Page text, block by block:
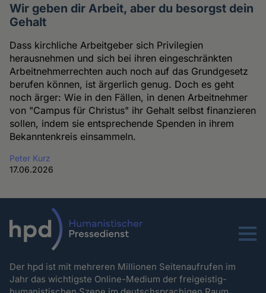
Wir geben dir Arbeit, aber du besorgst dein
Gehalt
Dass kirchliche Arbeitgeber sich Privilegien
herausnehmen und sich bei ihren eingeschränkten
Arbeitnehmerrechten auch noch auf das Grundgesetz
berufen können, ist ärgerlich genug. Doch es geht
noch ärger: Wie in den Fällen, in denen Arbeitnehmer
von "Campus für Christus" ihr Gehalt selbst finanzieren
sollen, indem sie entsprechende Spenden in ihrem
Bekanntenkreis einsammeln.
Peter Kurz
17.06.2026
Menu
Der hpd ist mit mehreren Millionen Seitenaufrufen im
Jahr das wichtigste Online-Medium der freigeistig-